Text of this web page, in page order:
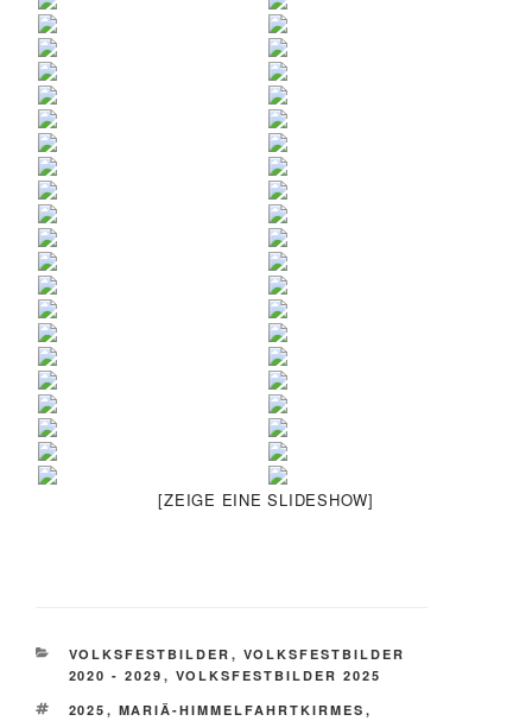
[ZEIGE EINE SLIDESHOW]
KATEGORIEN
VOLKSFESTBILDER , VOLKSFESTBILDER
2020 - 2029 , VOLKSFESTBILDER 2025
SCHLAGWÖRTER
2025 , MARIÄ-HIMMELFAHRTKIRMES ,